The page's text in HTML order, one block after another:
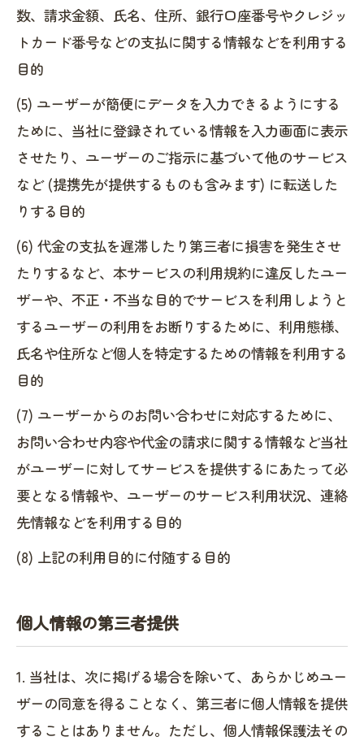
数、請求金額、氏名、住所、銀行口座番号やクレジッ
トカード番号などの支払に関する情報などを利用する
目的
(5) ユーザーが簡便にデータを入力できるようにする
ために、当社に登録されている情報を入力画面に表示
させたり、ユーザーのご指示に基づいて他のサービス
など (提携先が提供するものも含みます) に転送した
りする目的
(6) 代金の支払を遅滞したり第三者に損害を発生させ
たりするなど、本サービスの利用規約に違反したユー
ザーや、不正・不当な目的でサービスを利用しようと
するユーザーの利用をお断りするために、利用態様、
氏名や住所など個人を特定するための情報を利用する
目的
(7) ユーザーからのお問い合わせに対応するために、
お問い合わせ内容や代金の請求に関する情報など当社
がユーザーに対してサービスを提供するにあたって必
要となる情報や、ユーザーのサービス利用状況、連絡
先情報などを利用する目的
(8) 上記の利用目的に付随する目的
個人情報の第三者提供
1. 当社は、次に掲げる場合を除いて、あらかじめユー
ザーの同意を得ることなく、第三者に個人情報を提供
することはありません。ただし、個人情報保護法その